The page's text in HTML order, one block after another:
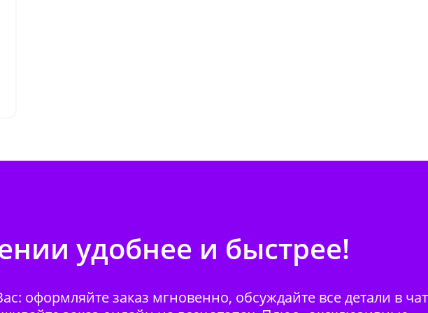
удобнее и быстрее!
оформляйте заказ мгновенно, обсуждайте все детали в